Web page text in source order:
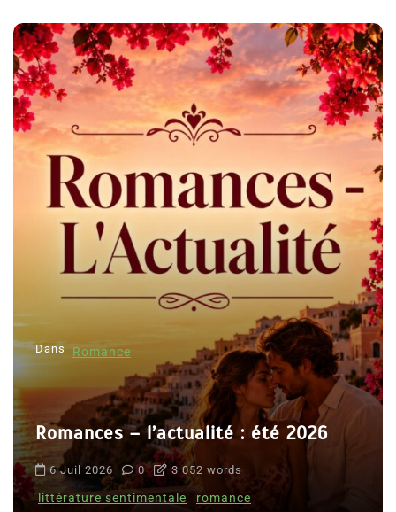
Dans Romance
Romances – l’actualité : été 2026
6 Juil 2026 0 3 052 words
littérature sentimentale romance